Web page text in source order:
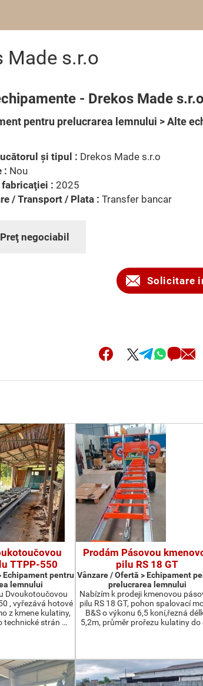
Made s.r.o
- Drekos Made s.r.o
pentru prelucrarea lemnului > Alte
şi tipul : Drekos Made s.r.o
: Nou
: 2025
/ Transport / Plata : Transfer bancar
Preţ negociabil
Solicitare
TTPP-550
Echipament pentru
lemnului
Dvoukotoučovou
, vyřezává hotové
z kmene kulatiny,
technické strán …
Prodám Pásovou
pilu RS 18 GT
Vânzare / Ofertă > Echipament
prelucrarea lemnului
Nabízím k prodeji kmenovou
pilu RS 18 GT, pohon spalovací
B&S o výkonu 6,5 koní,řezná
5,2m, průměr prořezu kulatiny do